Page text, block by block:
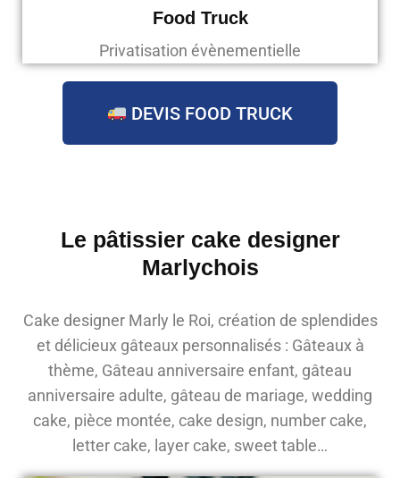
Food Truck
Privatisation évènementielle
DEVIS FOOD TRUCK
Le pâtissier cake designer
Marlychois
Cake designer Marly le Roi, création de splendides
et délicieux gâteaux personnalisés : Gâteaux à
thème, Gâteau anniversaire enfant, gâteau
anniversaire adulte, gâteau de mariage, wedding
cake, pièce montée, cake design, number cake,
letter cake, layer cake, sweet table…